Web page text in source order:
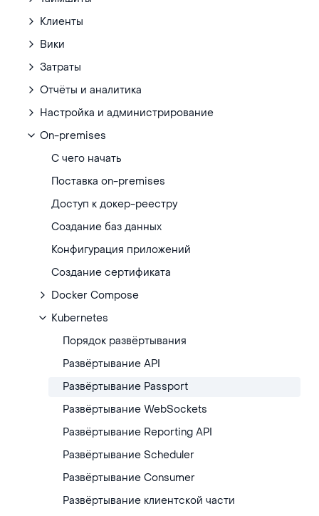
Клиенты
Вики
Затраты
Отчёты и аналитика
Настройка и администрирование
On-premises
С чего начать
Поставка on-premises
Доступ к докер-реестру
Создание баз данных
Конфигурация приложений
Создание сертификата
Docker Compose
Kubernetes
Порядок развёртывания
Развёртывание API
Развёртывание Passport
Развёртывание WebSockets
Развёртывание Reporting API
Развёртывание Scheduler
Развёртывание Consumer
Развёртывание клиентской части